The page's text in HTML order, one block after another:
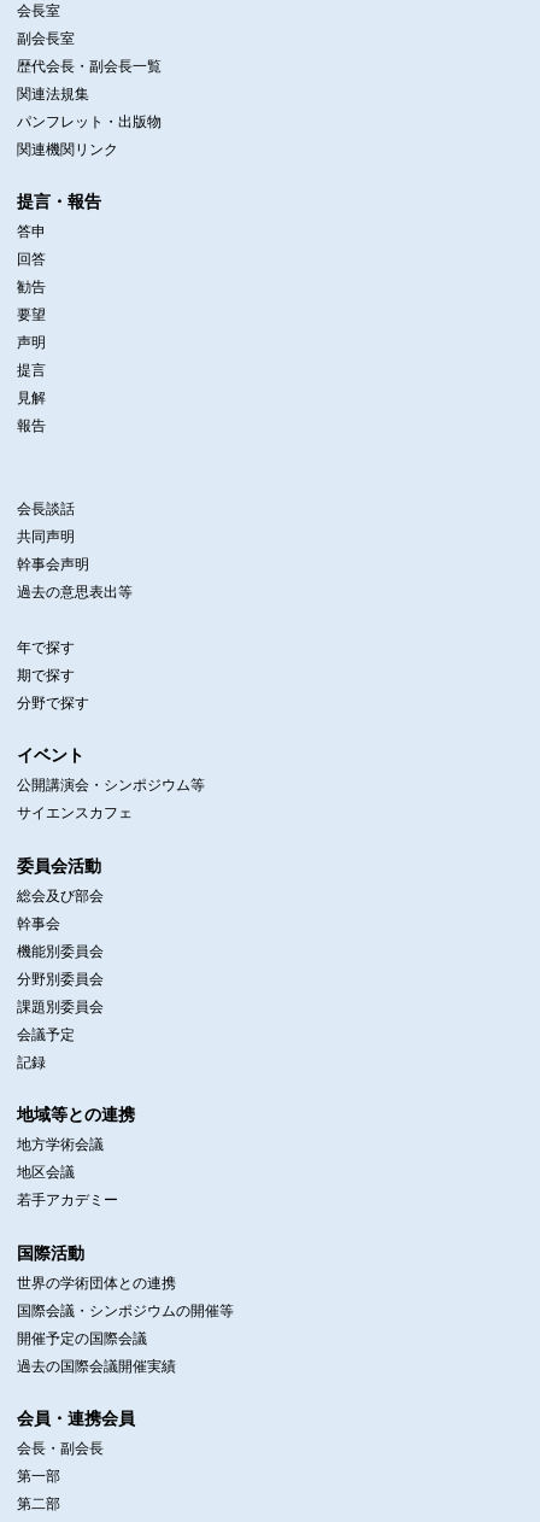
会長室
副会長室
歴代会長・副会長一覧
関連法規集
パンフレット・出版物
関連機関リンク
提言・報告
答申
回答
勧告
要望
声明
提言
見解
報告
会長談話
共同声明
幹事会声明
過去の意思表出等
年で探す
期で探す
分野で探す
イベント
公開講演会・シンポジウム等
サイエンスカフェ
委員会活動
総会及び部会
幹事会
機能別委員会
分野別委員会
課題別委員会
会議予定
記録
地域等との連携
地方学術会議
地区会議
若手アカデミー
国際活動
世界の学術団体との連携
国際会議・シンポジウムの開催等
開催予定の国際会議
過去の国際会議開催実績
会員・連携会員
会長・副会長
第一部
第二部